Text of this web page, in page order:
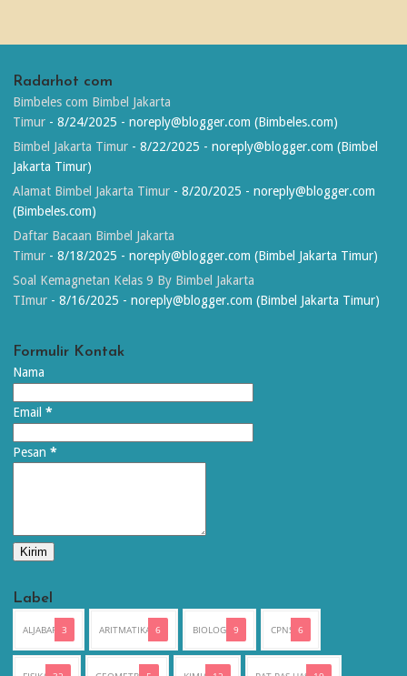
Radarhot com
Bimbeles com Bimbel Jakarta
Timur - 8/24/2025 - noreply@blogger.com (Bimbeles.com)
Bimbel Jakarta Timur - 8/22/2025 - noreply@blogger.com (Bimbel
Jakarta Timur)
Alamat Bimbel Jakarta Timur - 8/20/2025 - noreply@blogger.com
(Bimbeles.com)
Daftar Bacaan Bimbel Jakarta
Timur - 8/18/2025 - noreply@blogger.com (Bimbel Jakarta Timur)
Soal Kemagnetan Kelas 9 By Bimbel Jakarta
TImur - 8/16/2025 - noreply@blogger.com (Bimbel Jakarta Timur)
Formulir Kontak
Nama
Email*
Pesan*
Label
ALJABAR 3 ARITMATIKA 6 BIOLOGI 9 CPNS 6